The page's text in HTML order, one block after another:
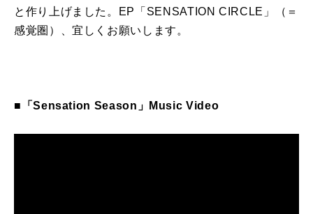
と作り上げました。
EP 「 SENSATION CIRCLE 」（＝
感覚圏）、宜しくお願いします。
■「Sensation Season」Music Video